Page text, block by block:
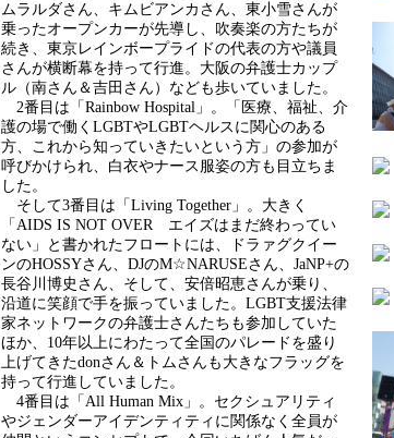
ムラルダさん、キムビアンカさん、東小雪さんが
乗ったオープンカーが先導し、吹奏楽の方たちが
続き、東京レインボープライドの代表の方や議員
さんが横断幕を持って行進。大阪の弁護士カップ
ル（南さん＆吉田さん）なども歩いていました。
2番目は「Rainbow Hospital」。「医療、福祉、介
護の場で働くLGBTやLGBTヘルスに関心のある
方、これから知っていきたいという方」の参加が
呼びかけられ、白衣やナース服姿の方も目立ちま
した。
そして3番目は「Living Together」。大きく
「AIDS IS NOT OVER エイズはまだ終わってい
ない」と書かれたフロートには、ドラァグクイー
ンのHOSSYさん、DJのM☆NARUSEさん、JaNP+の
長谷川博史さん、そして、安倍昭恵さんが乗り、
沿道に笑顔で手を振っていました。LGBT支援法律
家ネットワークの弁護士さんたちも参加していた
ほか、10年以上にわたって全国のパレードを盛り
上げてきたdonさん＆トムさんも大きなフラッグを
持って行進していました。
4番目は「All Human Mix」。セクシュアリティ
やジェンダーアイデンティティに関係なく全員が